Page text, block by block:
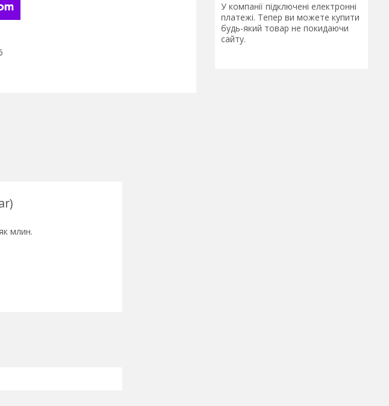
У компанії підключені електронні
платежі. Тепер ви можете купити
будь-який товар не покидаючи
сайту.
млин.